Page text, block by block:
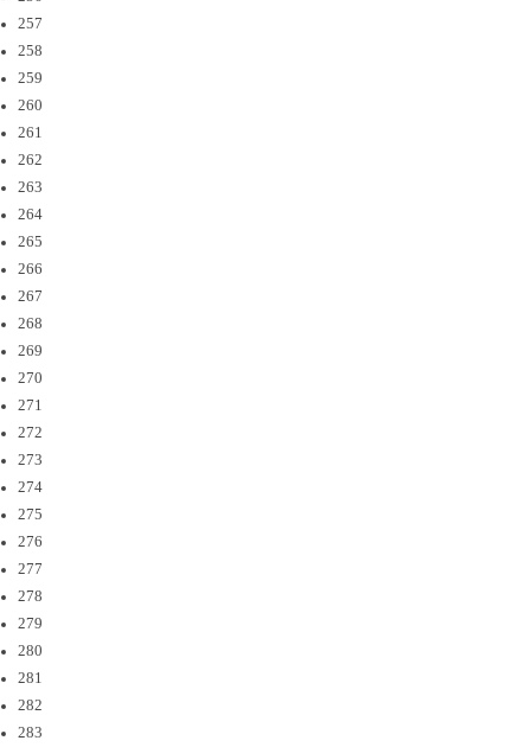
257
258
259
260
261
262
263
264
265
266
267
268
269
270
271
272
273
274
275
276
277
278
279
280
281
282
283